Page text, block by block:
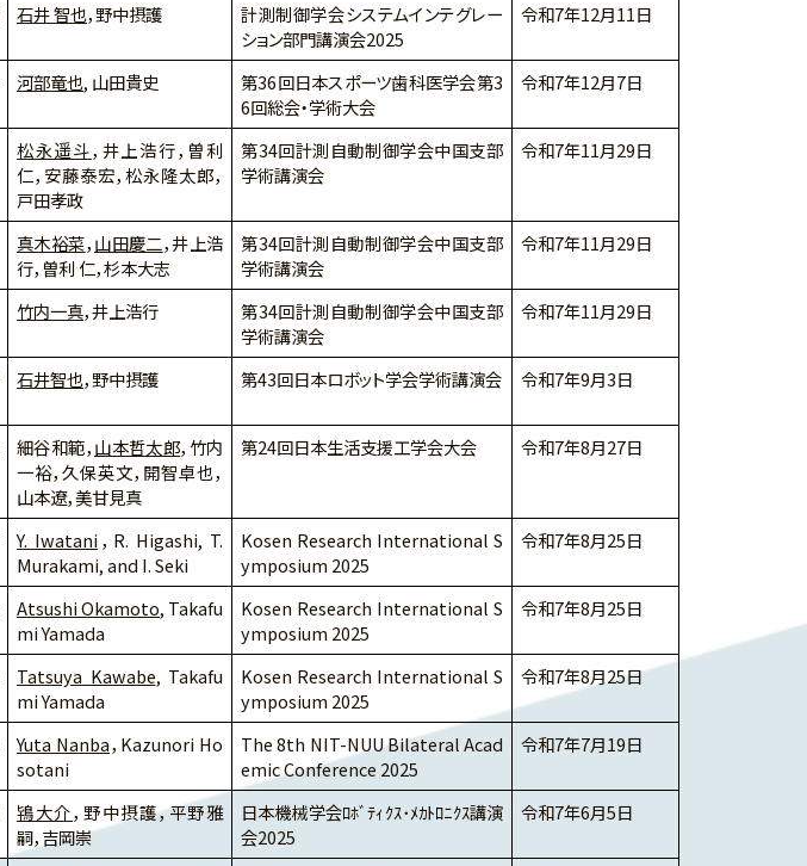
石井 智也，野中摂護
計測制御学会システムインテグレー
ション部門講演会2025
令和7年12月11日
河部竜也, 山田貴史
第36回日本スポーツ歯科医学会第3
6回総会・学術大会
令和7年12月7日
松永遥斗，井上浩行，曽利
仁，安藤泰宏，松永隆太郎，
戸田孝政
第34回計測自動制御学会中国支部
学術講演会
令和7年11月29日
真木裕菜，山田慶二，井上浩
行，曽利 仁，杉本大志
第34回計測自動制御学会中国支部
学術講演会
令和7年11月29日
竹内一真，井上浩行
第34回計測自動制御学会中国支部
学術講演会
令和7年11月29日
石井智也，野中摂護 第43回日本ロボット学会学術講演会 令和7年9月3日
細谷和範，山本哲太郎，竹内
一裕，久保英文，開智卓也，
山本遼，美甘見真
第24回日本生活支援工学会大会 令和7年8月27日
Y. Iwatani ，R. Higashi, T.
Murakami, and I. Seki
Kosen Research International S
ymposium 2025
令和7年8月25日
Atsushi Okamoto, Takafu
mi Yamada
Kosen Research International S
ymposium 2025
令和7年8月25日
Tatsuya Kawabe, Takafu
mi Yamada
Kosen Research International S
ymposium 2025
令和7年8月25日
Yuta Nanba，Kazunori Ho
sotani
The 8th NIT-NUU Bilateral Acad
emic Conference 2025
令和7年7月19日
鴇大介，野中摂護，平野雅
嗣，吉岡崇
日本機械学会ﾛﾎﾞﾃｨｸｽ･ﾒｶﾄﾛﾆｸｽ講演
会2025
令和7年6月5日